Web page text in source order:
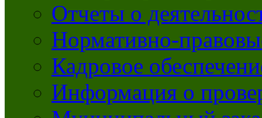
Отчеты о
Нормативно-
Кадровое
Информация о